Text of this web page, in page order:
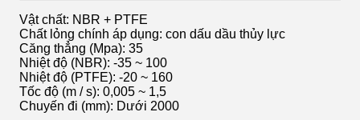
Vật chất: NBR + PTFE
Chất lỏng chính áp dụng: con dấu dầu thủy lực
Căng thẳng (Mpa): 35
Nhiệt độ (NBR): -35 ~ 100
Nhiệt độ (PTFE): -20 ~ 160
Tốc độ (m / s): 0,005 ~ 1,5
Chuyến đi (mm): Dưới 2000